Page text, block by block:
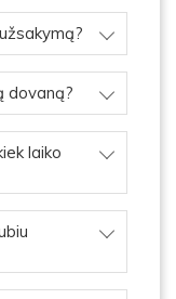
dovaną?
laiko